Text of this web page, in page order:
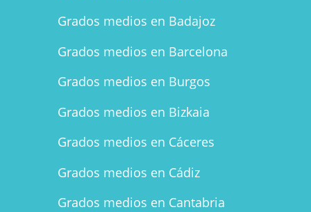
Grados medios en Badajoz
Grados medios en Barcelona
Grados medios en Burgos
Grados medios en Bizkaia
Grados medios en Cáceres
Grados medios en Cádiz
Grados medios en Cantabria